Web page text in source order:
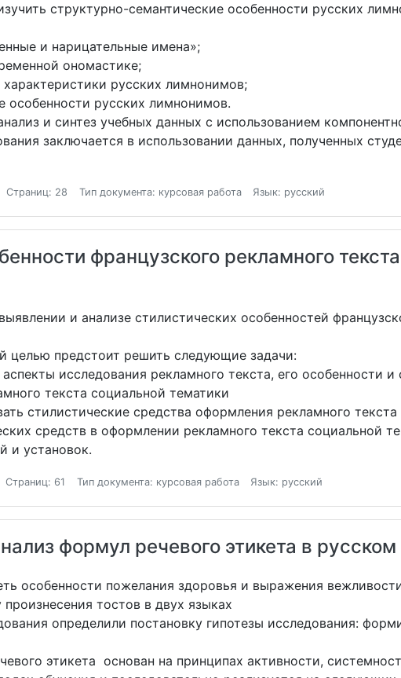
структурно-семантические особенности русских
и нарицательные имена»;
ономастике;
русских лимнонимов;
русских лимнонимов.
и синтез учебных данных с использованием
заключается в использовании данных, полученных
Страниц: 28 Тип документа: курсовая работа Язык: русский
французского рекламного
и анализе стилистических особенностей
целью предстоит решить следующие задачи:
исследования рекламного текста, его особенности
текста социальной тематики
стилистические средства оформления рекламного
средств в оформлении рекламного текста социальной
и установок.
Страниц: 61 Тип документа: курсовая работа Язык: русский
формул речевого этикета в
особенности пожелания здоровья и выражения
тостов в двух языках
определили постановку гипотезы исследования:
этикета основан на принципах активности,